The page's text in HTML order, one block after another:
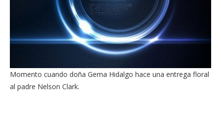
Momento cuando doña Gema Hidalgo hace una entrega floral
al padre Nelson Clark.